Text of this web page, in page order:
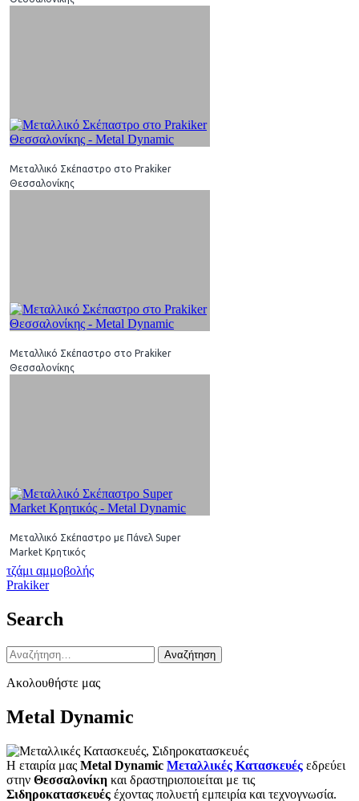
Μεταλλικό Σκέπαστρο στο Prakiker
Θεσσαλονίκης
Μεταλλικό Σκέπαστρο στο Prakiker
Θεσσαλονίκης
Μεταλλικό Σκέπαστρο με Πάνελ Super
Market Κρητικός
Πλοήγηση
άρθρων
τζάμι αμμοβολής
Prakiker
Search
Αναζήτηση
για:
Ακολουθήστε μας
Metal Dynamic
Η εταιρία μας Metal Dynamic Μεταλλικές Κατασκευές εδρεύει
στην Θεσσαλονίκη και δραστηριοποιείται με τις
Σιδηροκατασκευές έχοντας πολυετή εμπειρία και τεχνογνωσία.